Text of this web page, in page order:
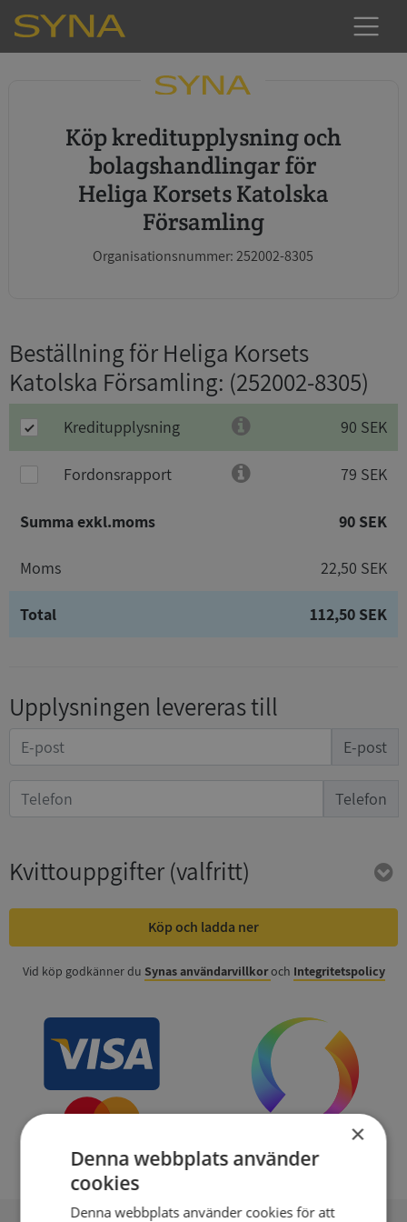
Köp kreditupplysning och
bolagshandlingar för
Heliga Korsets Katolska
Församling
Organisationsnummer: 252002-8305
Beställning för Heliga Korsets
Katolska Församling: (252002-8305)
Kreditupplysning 90 SEK
Fordonsrapport 79 SEK
Summa exkl.moms 90 SEK
Moms 22,50 SEK
Total 112,50 SEK
Upplysningen levereras till
E-post
Telefon
Kvittouppgifter(valfritt)
Köp och ladda ner
Vid köp godkänner du Synas användarvillkoroch Integritetspolicy
×
Denna webbplats använder
cookies
Denna webbplats använder cookies för att